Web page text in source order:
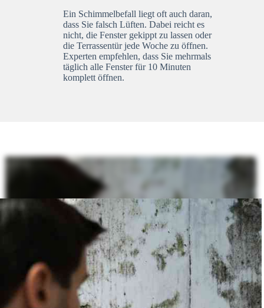
Ein Schimmelbefall liegt oft auch daran,
dass Sie falsch Lüften. Dabei reicht es
nicht, die Fenster gekippt zu lassen oder
die Terrassentür jede Woche zu öffnen.
Experten empfehlen, dass Sie mehrmals
täglich alle Fenster für 10 Minuten
komplett öffnen.